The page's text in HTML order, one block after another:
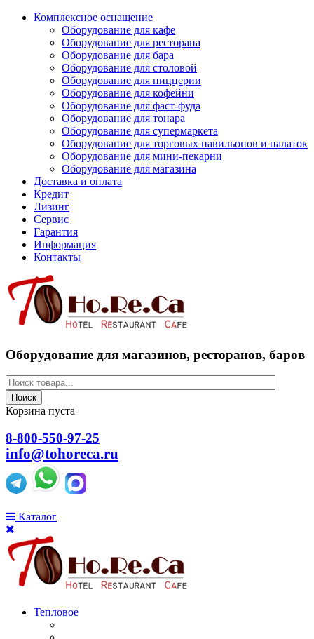
Комплексное оснащение
Оборудование для кафе
Оборудование для ресторана
Оборудование для бара
Оборудование для столовой
Оборудование для пиццерии
Оборудование для кофейни
Оборудование для фаст-фуда
Оборудование для тонара
Оборудование для супермаркета
Оборудование для торговых павильонов и палаток
Оборудование для мини-пекарни
Оборудование для магазина
Доставка и оплата
Кредит
Лизинг
Сервис
Гарантия
Информация
Контакты
Оборудование для магазинов, ресторанов, баров
Поиск
Корзина пуста
8-800-550-97-25
info@tohoreca.ru
Каталог
Тепловое